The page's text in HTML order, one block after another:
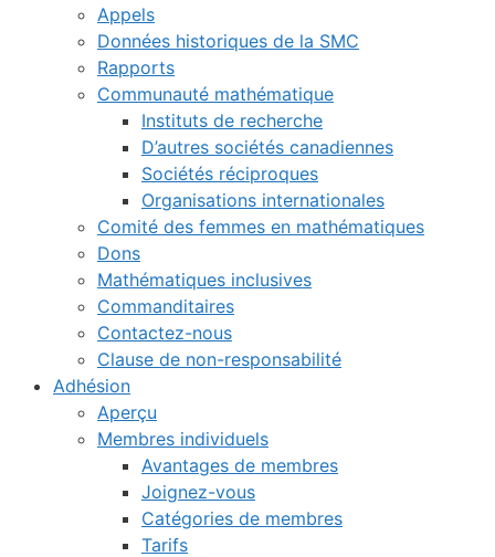
Appels
Données historiques de la SMC
Rapports
Communauté mathématique
Instituts de recherche
D’autres sociétés canadiennes
Sociétés réciproques
Organisations internationales
Comité des femmes en mathématiques
Dons
Mathématiques inclusives
Commanditaires
Contactez-nous
Clause de non-responsabilité
Adhésion
Aperçu
Membres individuels
Avantages de membres
Joignez-vous
Catégories de membres
Tarifs